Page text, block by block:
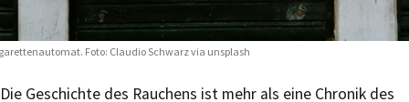
Foto: Claudio Schwarz via unsplash
Die Geschichte des Rauchens ist mehr als eine Chronik des